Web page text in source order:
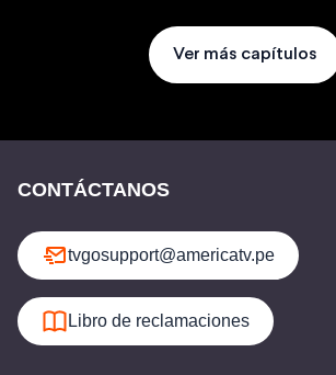
Ver más capítulos
CONTÁCTANOS
tvgosupport@americatv.pe
Libro de reclamaciones